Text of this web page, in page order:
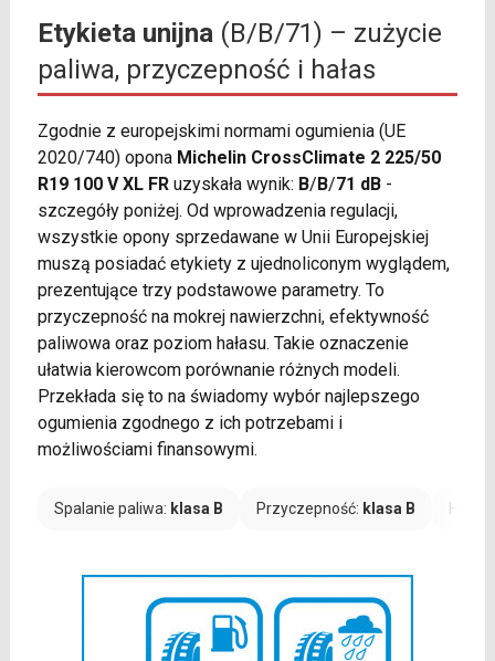
Etykieta unijna(B/B/71) – zużycie
paliwa, przyczepność i hałas
Zgodnie z europejskimi normami ogumienia (UE
2020/740) opona Michelin CrossClimate 2 225/50
R19 100 V XL FRuzyskała wynik: B/B/71 dB-
szczegóły poniżej. Od wprowadzenia regulacji,
wszystkie opony sprzedawane w Unii Europejskiej
muszą posiadać etykiety z ujednoliconym wyglądem,
prezentujące trzy podstawowe parametry. To
przyczepność na mokrej nawierzchni, efektywność
paliwowa oraz poziom hałasu. Takie oznaczenie
ułatwia kierowcom porównanie różnych modeli.
Przekłada się to na świadomy wybór najlepszego
ogumienia zgodnego z ich potrzebami i
możliwościami finansowymi.
Spalanie paliwa: klasa B Przyczepność: klasa B Hałas: